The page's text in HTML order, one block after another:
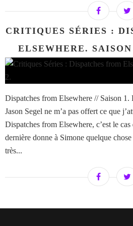
CRITIQUES SÉRIES :
ELSEWHERE.
Dispatches from Elsewhere // Saison 1.
Jason Segel ne m’a pas offert ce que
Dispatches from Elsewhere, c’est le
dernière donne à Simone quelque
très...